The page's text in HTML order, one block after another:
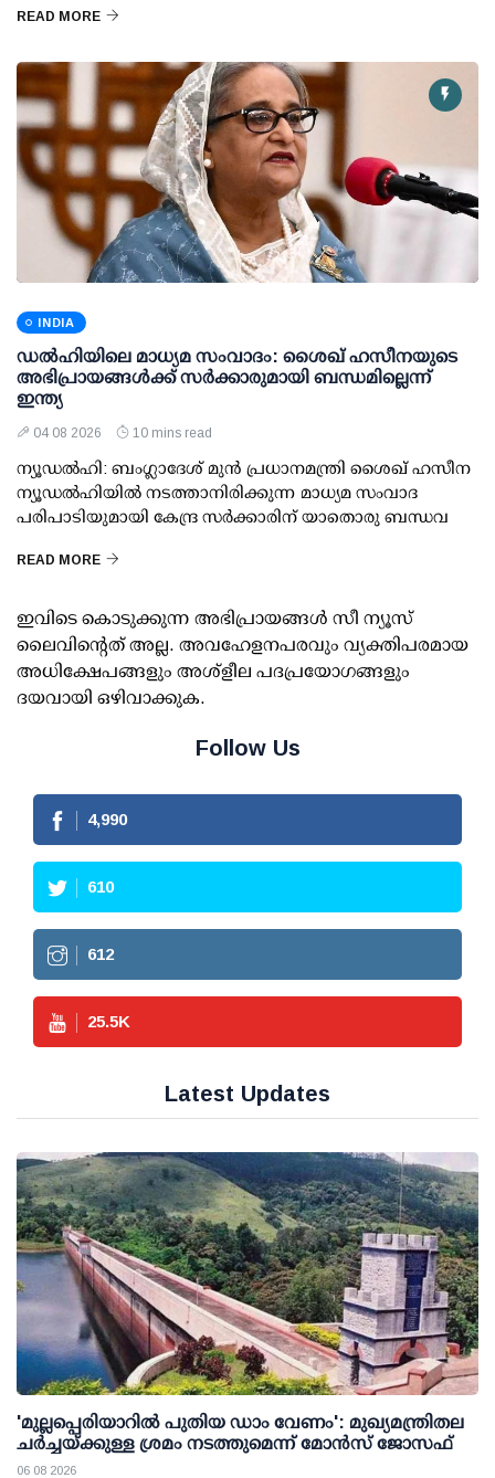
READ MORE
INDIA
ഡല്‍ഹിയിലെ മാധ്യമ സംവാദം: ശൈഖ് ഹസീനയുടെ
അഭിപ്രായങ്ങള്‍ക്ക് സര്‍ക്കാരുമായി ബന്ധമില്ലെന്ന്
ഇന്ത്യ
04 08 2026 10 mins read
ന്യൂഡല്‍ഹി: ബംഗ്ലാദേശ് മുന്‍ പ്രധാനമന്ത്രി ശൈഖ് ഹസീന
ന്യൂഡല്‍ഹിയില്‍ നടത്താനിരിക്കുന്ന മാധ്യമ സംവാദ
പരിപാടിയുമായി കേന്ദ്ര സര്‍ക്കാരിന് യാതൊരു ബന്ധവ
READ MORE
ഇവിടെ കൊടുക്കുന്ന അഭിപ്രായങ്ങള്‍ സീ ന്യൂസ്
ലൈവിന്റെത് അല്ല. അവഹേളനപരവും വ്യക്തിപരമായ
അധിക്ഷേപങ്ങളും അശ്‌ളീല പദപ്രയോഗങ്ങളും
ദയവായി ഒഴിവാക്കുക.
Follow Us
4,990
610
612
25.5K
Latest Updates
'മുല്ലപ്പെരിയാറില്‍ പുതിയ ഡാം വേണം': മുഖ്യമന്ത്രിതല
ചര്‍ച്ചയ്ക്കുള്ള ശ്രമം നടത്തുമെന്ന് മോന്‍സ് ജോസഫ്
06 08 2026